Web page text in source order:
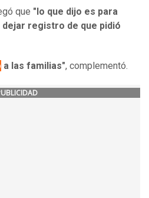
que "lo que dijo es para
registro de que pidió
a las familias", complementó.